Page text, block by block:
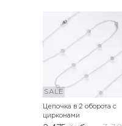
SALE
Цепочка в 2 оборота с
цирконами